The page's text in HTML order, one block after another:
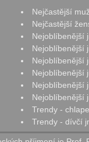
Nejčastější
Nejčastější
Nejoblíbenější
Nejoblíbenější
Nejoblíbenější
Nejoblíbenější
Nejoblíbenější
Nejoblíbenější
Trendy -
Trendy - dívčí